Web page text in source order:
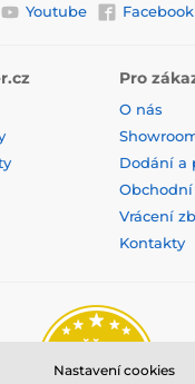
Youtube Facebook
Pro
O nás
Dodání a
Vrácení
Kontakty
Nastavení cookies